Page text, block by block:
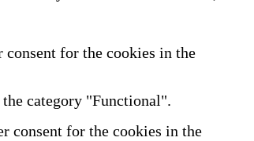
consent for the cookies in the
category "Functional".
consent for the cookies in the